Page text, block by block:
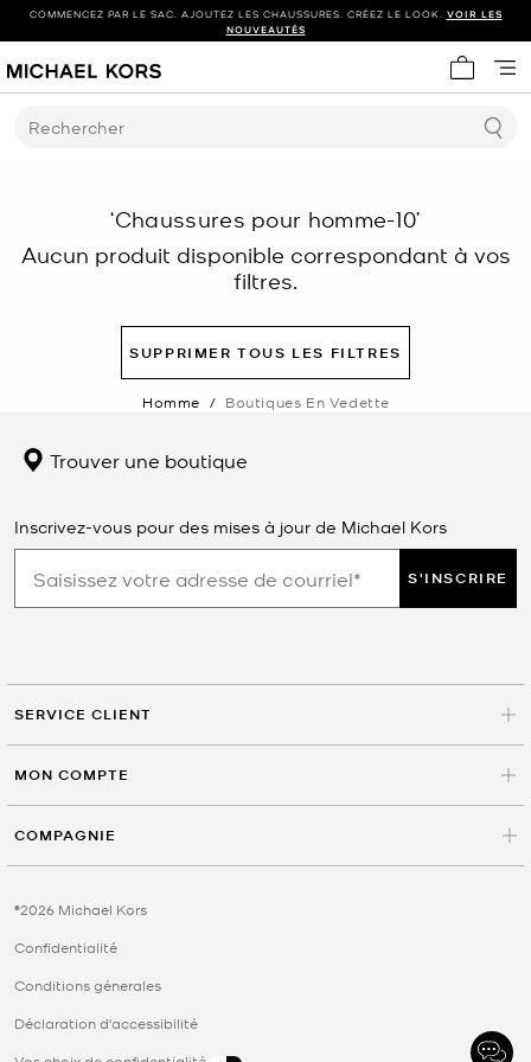
COMMENCEZ PAR LE SAC. AJOUTEZ LES CHAUSSURES. CRÉEZ LE LOOK. VOIR LES
NOUVEAUTÉS
Mon
Rechercher
‘Chaussures pour homme-10’
Aucun produit disponible correspondant à vos
filtres.
SUPPRIMER TOUS LES FILTRES
Homme / Boutiques En Vedette
Trouver une boutique
Inscrivez-vous pour des mises à jour de Michael Kors
S'INSCRIRE
SERVICE CLIENT
MON COMPTE
COMPAGNIE
©2026 Michael Kors
Confidentialité
Conditions génerales
Déclaration d'accessibilité